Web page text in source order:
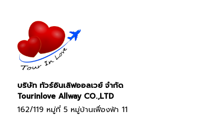
บริษัท ทัวร์อินเลิฟออลเวย์ จำกัด
Tourinlove Allway CO.,LTD
162/119 หมู่ที่ 5 หมู่บ้านเฟื่องฟ้า 11